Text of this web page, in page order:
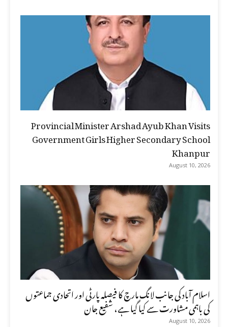
Provincial Minister Arshad Ayub Khan Visits
Government Girls Higher Secondary School
Khanpur
August 10, 2026
اسلام آباد کی جانب لانگ مارچ کا فیصلہ پارٹی اور اتحادی جماعتوں
کی باہمی مشاورت سے کیا گیا ہے، شفیع جان
August 10, 2026